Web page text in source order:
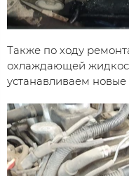
Также по ходу
охлаждающей
устанавливаем